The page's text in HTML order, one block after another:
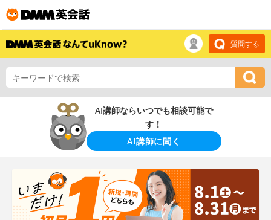
質問する
AI講師ならいつでも相談可能で
す！
AI講師に聞く